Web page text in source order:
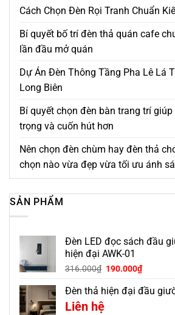
Cách Chọn Đèn Rọi Tranh Chuẩn
Bí quyết bố trí đèn thả quán cafe
lần đầu mở quán
Dự Án Đèn Thông Tầng Pha Lê Lá
Long Biên
Bí quyết chọn đèn bàn trang trí
trọng và cuốn hút hơn
Nên chọn đèn chùm hay đèn thả
chọn nào vừa đẹp vừa tối ưu ánh
SẢN PHẨM
Đèn LED đọc sách đầu
hiện đại AWK-01
316.000₫ 190.000₫
Đèn thả hiện đại đầu
Liên hệ